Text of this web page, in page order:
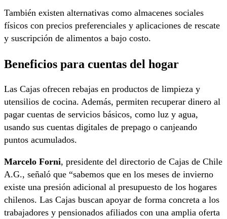
También existen alternativas como almacenes sociales
físicos con precios preferenciales y aplicaciones de rescate
y suscripción de alimentos a bajo costo.
Beneficios para cuentas del hogar
Las Cajas ofrecen rebajas en productos de limpieza y
utensilios de cocina. Además, permiten recuperar dinero al
pagar cuentas de servicios básicos, como luz y agua,
usando sus cuentas digitales de prepago o canjeando
puntos acumulados.
Marcelo Forni, presidente del directorio de Cajas de Chile
A.G., señaló que “sabemos que en los meses de invierno
existe una presión adicional al presupuesto de los hogares
chilenos. Las Cajas buscan apoyar de forma concreta a los
trabajadores y pensionados afiliados con una amplia oferta